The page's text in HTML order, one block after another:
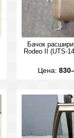
Бачок
Rodeo II (UTS-
Цена: